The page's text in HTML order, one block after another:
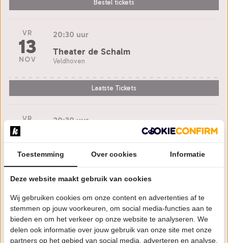
Bestel tickets
VR
13
NOV
20:30 uur
Theater de Schalm
Veldhoven
Laatste Tickets
VR
20
NOV
20:30 uur
VR
27
NOV
20:15 uur
Cultura
Ede
Toestemming Over cookies Informatie
Deze website maakt gebruik van cookies
Wij gebruiken cookies om onze content en advertenties af te
stemmen op jouw voorkeuren, om social media-functies aan te
bieden en om het verkeer op onze website te analyseren. We
delen ook informatie over jouw gebruik van onze site met onze
partners op het gebied van social media, adverteren en analyse.